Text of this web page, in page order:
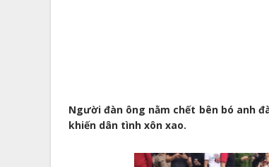
Người đàn ông nằm chết bên bó anh
khiến dân tình xôn xao.